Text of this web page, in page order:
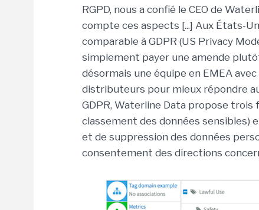
RGPD, nous a confié le CEO de
compte ces aspects [...] Aux États-
comparable à GDPR (US Privacy
simplement payer une amende
désormais une équipe en EMEA
distributeurs pour mieux répondre
GDPR, Waterline Data propose
classement des données sensibles)
et de suppression des données
consentement des directions